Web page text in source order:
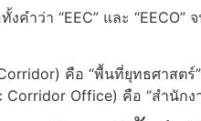
งคำว่า “EEC” และ
คือ “พื้นที่ยุทธศาสต
Corridor Office) คือ “สำนั